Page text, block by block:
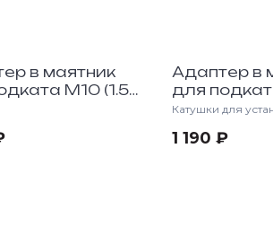
в маятник
M10 (1.5
Адаптер в
для
M10 (1.25
Катушки для
1 190 ₽